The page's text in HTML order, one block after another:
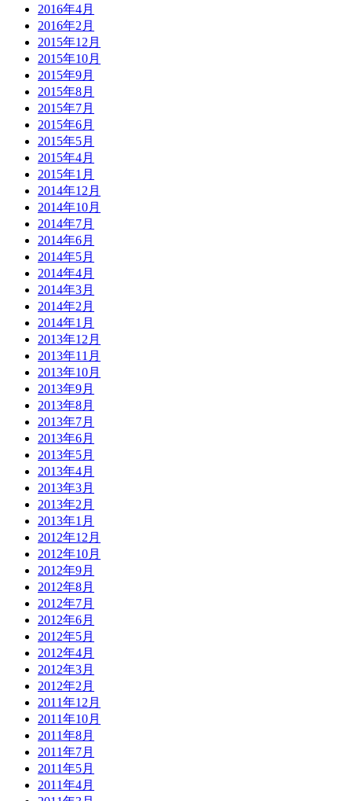
2016年4月
2016年2月
2015年12月
2015年10月
2015年9月
2015年8月
2015年7月
2015年6月
2015年5月
2015年4月
2015年1月
2014年12月
2014年10月
2014年7月
2014年6月
2014年5月
2014年4月
2014年3月
2014年2月
2014年1月
2013年12月
2013年11月
2013年10月
2013年9月
2013年8月
2013年7月
2013年6月
2013年5月
2013年4月
2013年3月
2013年2月
2013年1月
2012年12月
2012年10月
2012年9月
2012年8月
2012年7月
2012年6月
2012年5月
2012年4月
2012年3月
2012年2月
2011年12月
2011年10月
2011年8月
2011年7月
2011年5月
2011年4月